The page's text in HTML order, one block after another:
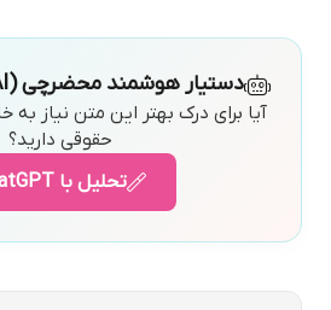
دستیار هوشمند محضرچی (AI)
آیا برای درک بهتر این متن نیاز به
حقوقی دارید؟
تحلیل با ChatGPT